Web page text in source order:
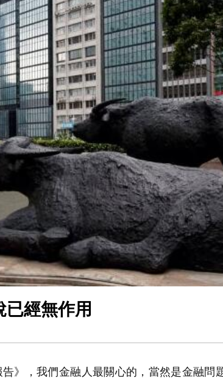
營收2.58萬億 利潤總額近936億
閱讀新玩法
正處理黎智英求情 罪證如山豈能妄想輕判
苑火災獨立委員會工作 李家超暫停3項公職
題
組數據見證文儒沉香從傳統邁向現代
考察團來瓊考察
動消費約18億元
營收2.58萬億 利潤總額近936億
閱讀新玩法
已經無作用
》，我們金融人最關心的，當然是金融問